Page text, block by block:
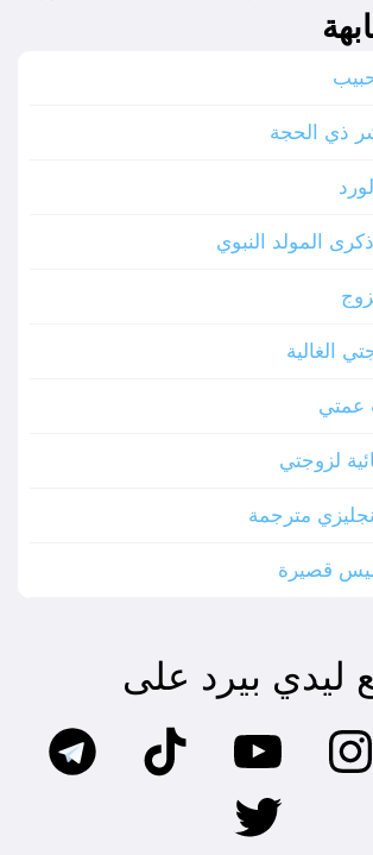
ذي الحجة
المولد النبوي
الغالية
عمتي
لزوجتي
مترجمة
قصيرة
ليدي بيرد على